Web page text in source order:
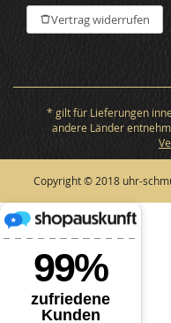
Vertrag widerrufen
* gilt für Lieferungen
andere Länder
Copyright © 2018 uhr-